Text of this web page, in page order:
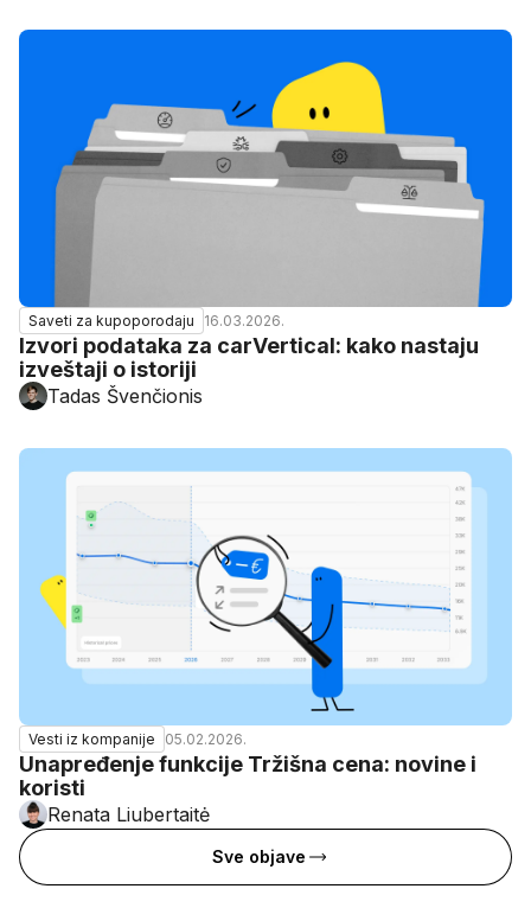
Saveti za kupoporodaju 16.03.2026.
Izvori podataka za carVertical: kako nastaju
izveštaji o istoriji
Tadas Švenčionis
Vesti iz kompanije 05.02.2026.
Unapređenje funkcije Tržišna cena: novine i
koristi
Renata Liubertaitė
Sve objave